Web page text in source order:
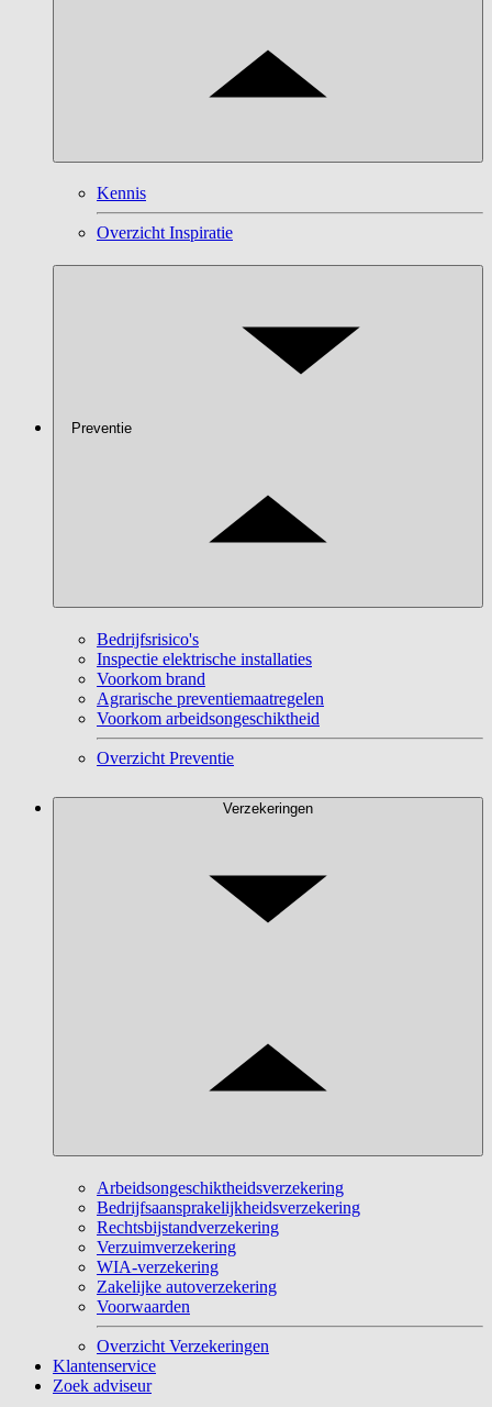
Kennis
Overzicht Inspiratie
Preventie
Bedrijfsrisico's
Inspectie elektrische installaties
Voorkom brand
Agrarische preventiemaatregelen
Voorkom arbeidsongeschiktheid
Overzicht Preventie
Verzekeringen
Arbeidsongeschiktheidsverzekering
Bedrijfsaansprakelijkheidsverzekering
Rechtsbijstandverzekering
Verzuimverzekering
WIA-verzekering
Zakelijke autoverzekering
Voorwaarden
Overzicht Verzekeringen
Klantenservice
Zoek adviseur